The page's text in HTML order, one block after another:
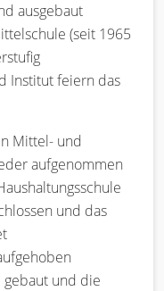
ausgebaut
(seit 1965
Institut feiern das
Mittel- und
aufgenommen
und das
und die